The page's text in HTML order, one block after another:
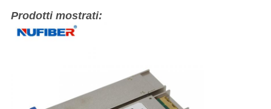
Prodotti mostrati: